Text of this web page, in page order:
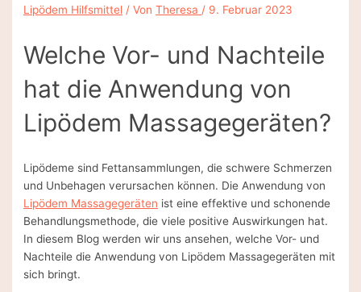
Lipödem Hilfsmittel / VonTheresa / 9. Februar 2023
Welche Vor- und Nachteile
hat die Anwendung von
Lipödem Massagegeräten?
Lipödeme sind Fettansammlungen, die schwere Schmerzen
und Unbehagen verursachen können. Die Anwendung von
Lipödem Massagegeräten ist eine effektive und schonende
Behandlungsmethode, die viele positive Auswirkungen hat.
In diesem Blog werden wir uns ansehen, welche Vor- und
Nachteile die Anwendung von Lipödem Massagegeräten mit
sich bringt.